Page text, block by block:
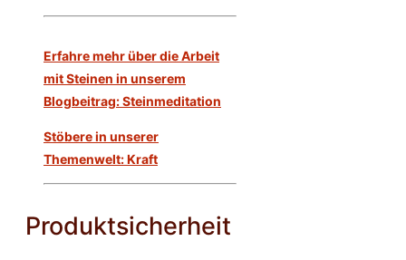
Erfahre mehr über die Arbeit
mit Steinen in unserem
Blogbeitrag: Steinmeditation
Stöbere in unserer
Themenwelt: Kraft
Produktsicherheit